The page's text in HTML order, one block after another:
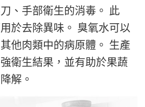
、手部衛生的消毒。 此
於去除異味。 臭氧水可以
他肉類中的病原體。 生產
衛生結果，並有助於果蔬
解。